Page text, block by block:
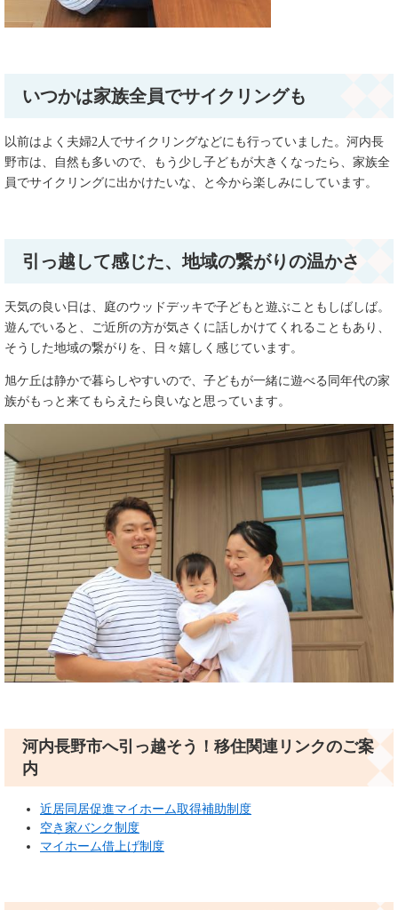
いつかは家族全員でサイクリングも
以前はよく夫婦2人でサイクリングなどにも行っていました。河内長
野市は、自然も多いので、もう少し子どもが大きくなったら、家族全
員でサイクリングに出かけたいな、と今から楽しみにしています。
引っ越して感じた、地域の繋がりの温かさ
天気の良い日は、庭のウッドデッキで子どもと遊ぶこともしばしば。
遊んでいると、ご近所の方が気さくに話しかけてくれることもあり、
そうした地域の繋がりを、日々嬉しく感じています。
旭ケ丘は静かで暮らしやすいので、子どもが一緒に遊べる同年代の家
族がもっと来てもらえたら良いなと思っています。
河内長野市へ引っ越そう！移住関連リンクのご案
内
近居同居促進マイホーム取得補助制度
空き家バンク制度
マイホーム借上げ制度